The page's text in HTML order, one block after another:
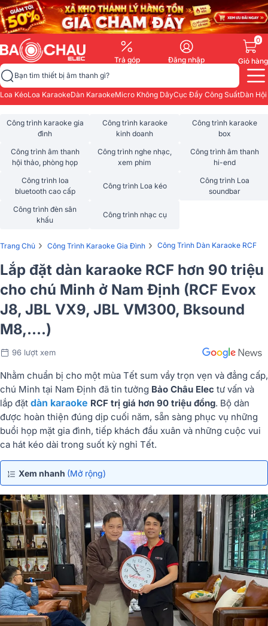
Trả góp Đăng nhập
0
Giỏ hàng
Bạn tìm thiết bị âm thanh gì?
Loa KéoLoa KaraokeDàn KaraokeMicro Không DâyCục Đẩy Công SuấtDàn
Công trình karaoke gia
đình
Công trình karaoke
kinh doanh
Công trình karaoke
box
Công trình âm thanh
hội thảo, phòng họp
Công trình nghe nhạc,
xem phim
Công trình âm thanh
hi-end
Công trình loa
bluetooth cao cấp
Công trình Loa kéo
Công trình Loa
soundbar
Công trình đèn sân
khấu
Công trình nhạc cụ
Trang Chủ › Công Trình Karaoke Gia Đình › Công Trình Dàn Karaoke RCF
Lắp đặt dàn karaoke RCF hơn 90 triệu
cho chú Minh ở Nam Định (RCF Evox
J8, JBL VX9, JBL VM300, Bksound
M8,....)
96 lượt xem
Nhằm chuẩn bị cho một mùa Tết sum vầy trọn vẹn và đẳng cấp,
chú Minh tại Nam Định đã tin tưởng Bảo Châu Elec tư vấn và
lắp đặt dàn karaoke RCF trị giá hơn 90 triệu đồng. Bộ dàn
được hoàn thiện đúng dịp cuối năm, sẵn sàng phục vụ những
buổi họp mặt gia đình, tiếp khách đầu xuân và những cuộc vui
ca hát kéo dài trong suốt kỳ nghỉ Tết.
Xem nhanh (Mở rộng)